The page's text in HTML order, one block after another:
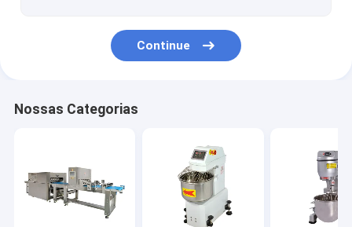
Continue
Nossas Categorias